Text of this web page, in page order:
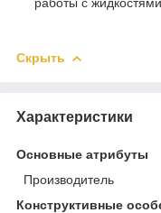
Скрыть
Характеристики
Основные атрибуты
Производитель
Конструктивные